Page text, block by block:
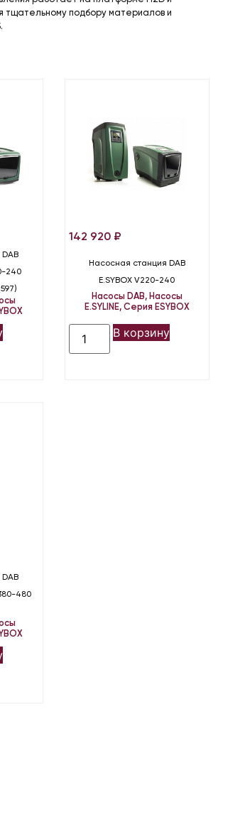
тщательному подбору материалов и
240
142 920 ₽
Насосная станция DAB
E.SYBOX V220-240
Насосы DAB, Насосы
E.SYLINE, Серия ESYBOX
В корзину
480